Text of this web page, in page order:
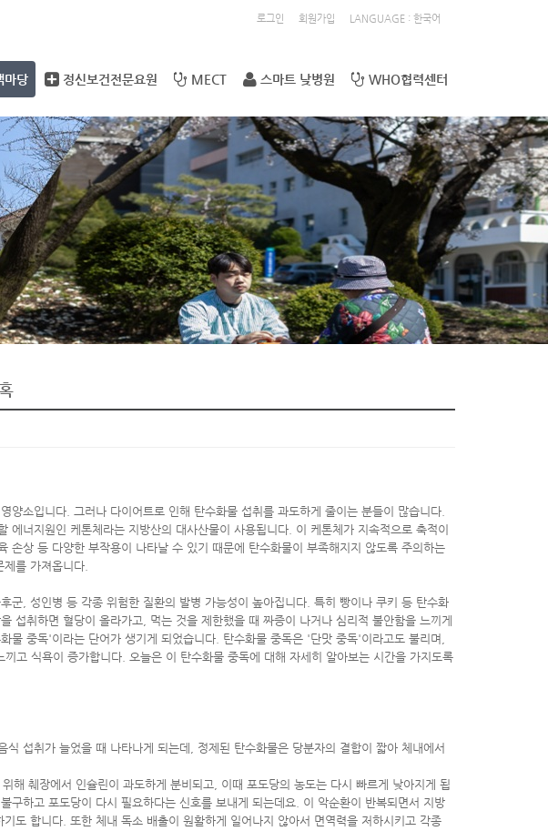
로그인 회원가입 LANGUAGE : 한국어
마당 정신보건전문요원 MECT 스마트 낮병원 WHO협력센터
양소입니다. 그러나 다이어트로 인해 탄수화물 섭취를 과도하게 줄이는 분들이 많습니다.
너지원인 케톤체라는 지방산의 대사산물이 사용됩니다. 이 케톤체가 지속적으로 축적이
상 등 다양한 부작용이 나타날 수 있기 때문에 탄수화물이 부족해지지 않도록 주의하는
를 가져옵니다.
군, 성인병 등 각종 위험한 질환의 발병 가능성이 높아집니다. 특히 빵이나 쿠키 등 탄수화
섭취하면 혈당이 올라가고, 먹는 것을 제한했을 때 짜증이 나거나 심리적 불안함을 느끼게
중독'이라는 단어가 생기게 되었습니다. 탄수화물 중독은 '단맛 중독'이라고도 불리며,
고 식욕이 증가합니다. 오늘은 이 탄수화물 중독에 대해 자세히 알아보는 시간을 가지도록
섭취가 늘었을 때 나타나게 되는데, 정제된 탄수화물은 당분자의 결합이 짧아 체내에서
해 췌장에서 인슐린이 과도하게 분비되고, 이때 포도당의 농도는 다시 빠르게 낮아지게 됩
구하고 포도당이 다시 필요하다는 신호를 보내게 되는데요. 이 악순환이 반복되면서 지방
도 합니다. 또한 체내 독소 배출이 원활하게 일어나지 않아서 면역력을 저하시키고 각종